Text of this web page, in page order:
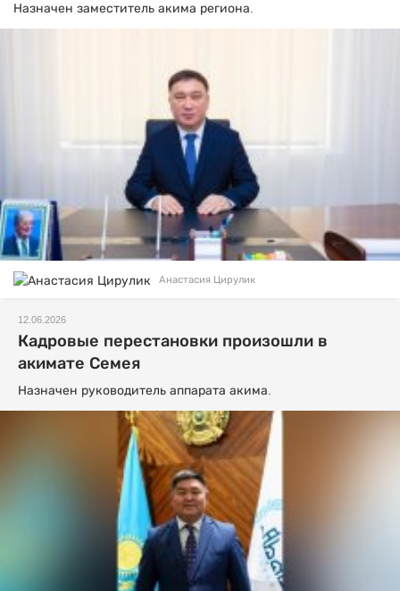
Назначен заместитель акима региона.
Анастасия Цирулик
12.06.2026
Кадровые перестановки произошли в
акимате Семея
Назначен руководитель аппарата акима.